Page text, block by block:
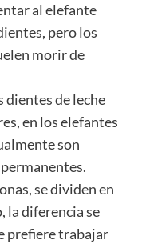
al elefante
pero los
morir de
dientes de leche
en los elefantes
son
se dividen en
la diferencia se
prefiere trabajar